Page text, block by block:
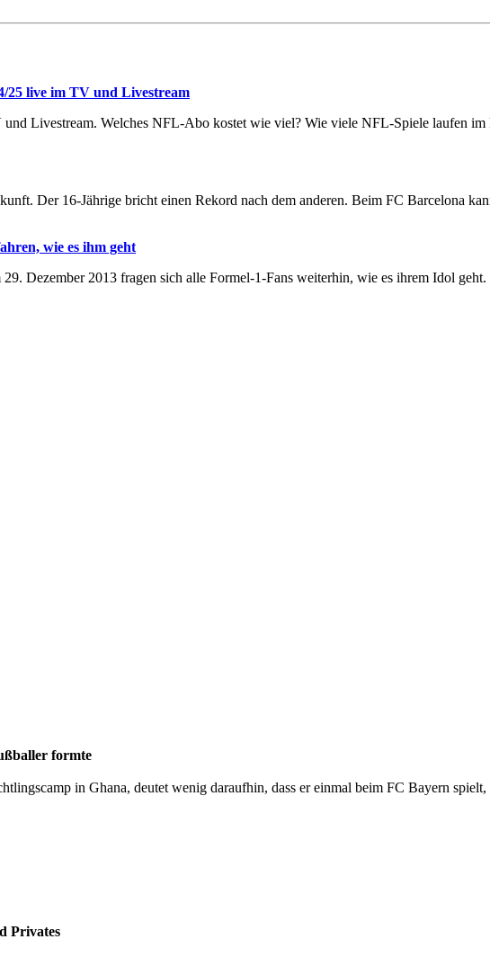
25 live im TV und Livestream
Livestream. Welches NFL-Abo kostet wie viel? Wie viele NFL-Spiele laufen im
Der 16-Jährige bricht einen Rekord nach dem anderen. Beim FC Barcelona
wie es ihm geht
Dezember 2013 fragen sich alle Formel-1-Fans weiterhin, wie es ihrem Idol
formte
in Ghana, deutet wenig daraufhin, dass er einmal beim FC Bayern
Privates